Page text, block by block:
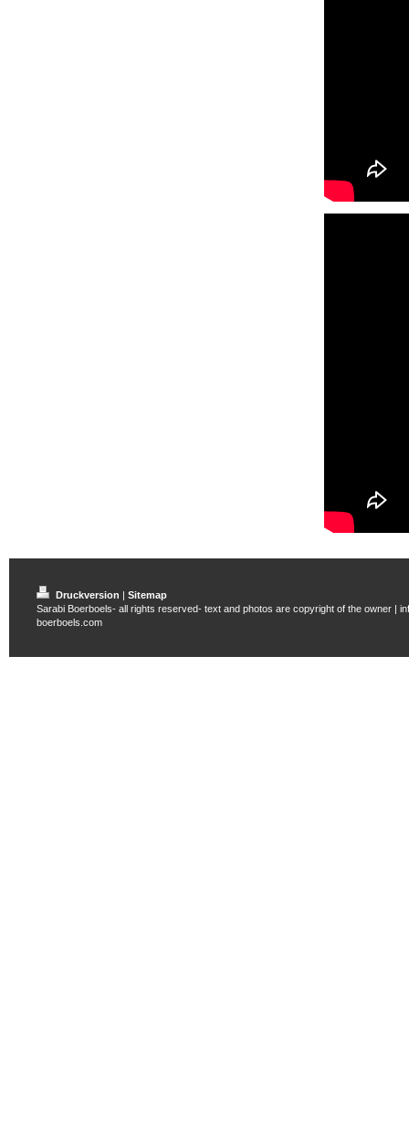
Druckversion | Sitemap
Sarabi Boerboels- all rights reserved- text and photos are copyright of the owner |
boerboels.com